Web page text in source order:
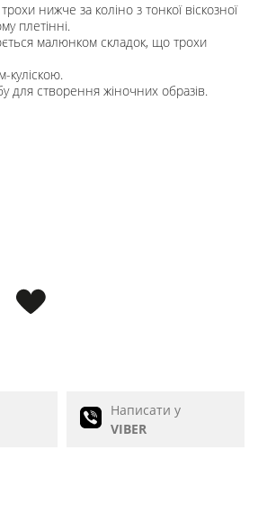
нижче за коліно з тонкої віскозної
плетінні.
малюнком складок, що трохи
куліскою.
для створення жіночних образів.
Написати у
VIBER